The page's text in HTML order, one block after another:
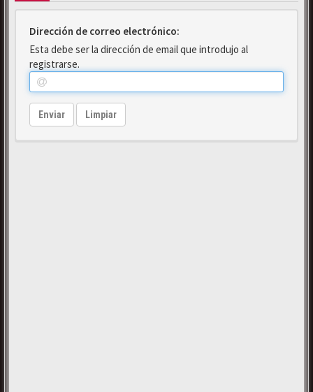
Dirección de correo electrónico:
Esta debe ser la dirección de email que introdujo al
registrarse.
Enviar Limpiar